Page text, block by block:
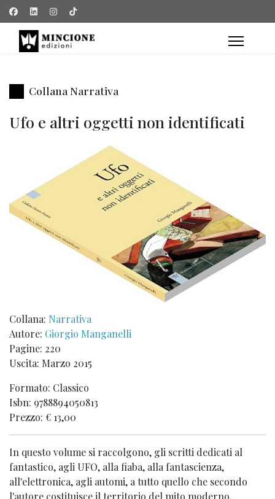
Collana Narrativa
Ufo e altri oggetti non identificati
Collana: Narrativa
Autore: Giorgio Manganelli
Pagine: 220
Uscita: Marzo 2015
Formato: Classico
Isbn: 9788894050813
Prezzo: € 13,00
In questo volume si raccolgono, gli scritti dedicati al
fantastico, agli UFO, alla fiaba, alla fantascienza,
all'elettronica, agli automi, a tutto quello che secondo
l'autore costituisce il territorio del mito moderno.